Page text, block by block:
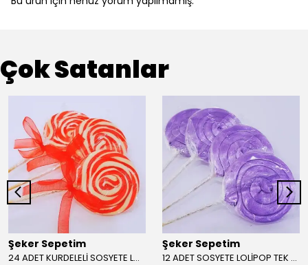
Çok Satanlar
Şeker Sepetim
24 ADET KURDELELİ SOSYETE LOLİPOP KIRMIZI BEYAZ L42
Şeker Sepetim
12 ADET SOSYETE LOLİPOP TEK RENK MOR L52